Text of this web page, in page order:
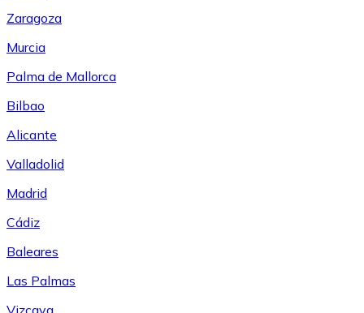
Zaragoza
Murcia
Palma de Mallorca
Bilbao
Alicante
Valladolid
Madrid
Cádiz
Baleares
Las Palmas